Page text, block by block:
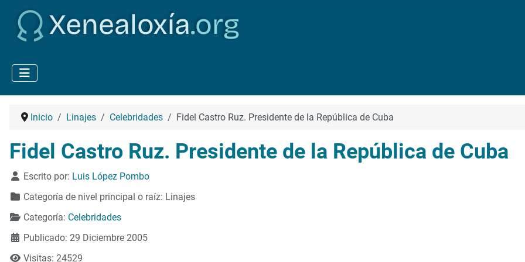
Inicio Linajes Celebridades Fidel Castro Ruz. Presidente de la República de Cuba
Fidel Castro Ruz. Presidente de la República de Cuba
Detalles
Escrito por: Luis López Pombo
Categoría de nivel principal o raíz: Linajes
Categoría: Celebridades
Publicado: 29 Diciembre 2005
Visitas: 24529